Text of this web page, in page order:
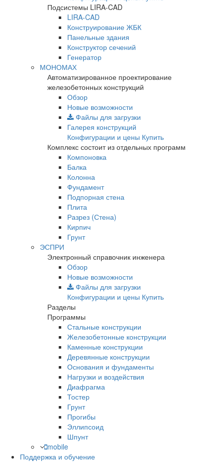
Подсистемы LIRA-CAD
LIRA-CAD
Конструирование ЖБК
Панельные здания
Конструктор сечений
Генератор
МОНОМАХ
Автоматизированное проектирование
железобетонных конструкций
Обзор
Новые возможности
Файлы для загрузки
Галерея конструкций
Конфигурации и цены Купить
Комплекс состоит из отдельных программ
Компоновка
Балка
Колонна
Фундамент
Подпорная стена
Плита
Разрез (Стена)
Кирпич
Грунт
ЭСПРИ
Электронный справочник инженера
Обзор
Новые возможности
Файлы для загрузки
Конфигурации и цены Купить
Разделы
Программы
Стальные конструкции
Железобетонные конструкции
Каменные конструкции
Деревянные конструкции
Основания и фундаменты
Нагрузки и воздействия
Диафрагма
Тостер
Грунт
Прогибы
Эллипсоид
Шпунт
mobile
Поддержка и обучение